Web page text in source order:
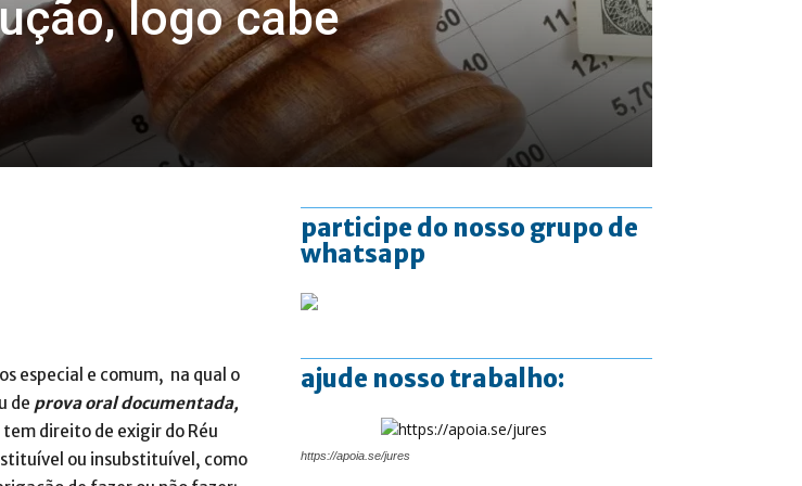
logo cabe
especial e comum, na qual o
de prova oral documentada,
tem direito de exigir do Réu
ou insubstituível, como
participe do nosso grupo de
whatsapp
ajude nosso trabalho:
https://apoia.se/jures